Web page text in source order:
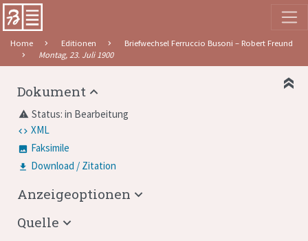
Home Editionen
Briefwechsel Ferruccio Busoni – Robert Freund
Montag, 23. Juli 1900
Dokument
warning Status: in Bearbeitung
XML
Faksimile
Download / Zitation
Anzeigeoptionen
Quelle